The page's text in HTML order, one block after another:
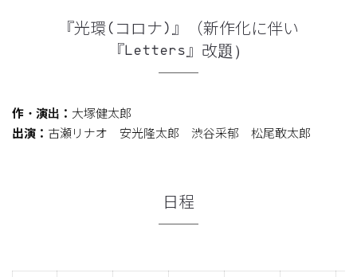
『光環(コロナ)』（新作化に伴い
『Letters』改題）
作・演出： 大塚健太郎
出演： 古瀬リナオ 安光隆太郎 渋谷采郁 松尾敢太郎
日程